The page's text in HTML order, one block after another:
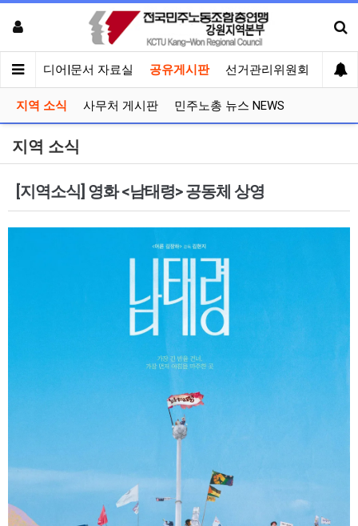
견 미디어|문서 자료실 공유게시판 선거관리위원회
지역 소식 사무처 게시판 민주노총 뉴스 NEWS
지역 소식
[지역소식] 영화 <남태령> 공동체 상영